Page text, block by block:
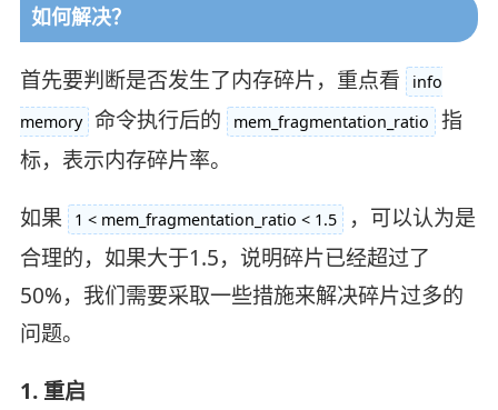
如何解决？
首先要判断是否发生了内存碎片，重点看
info
memory 命令执行后的 mem_fragmentation_ratio
指
标，表示内存碎片率。
如果
1 < mem_fragmentation_ratio < 1.5
，可以认为是
合理的，如果大于1.5，说明碎片已经超过了
50%，我们需要采取一些措施来解决碎片过多的
问题。
1. 重启